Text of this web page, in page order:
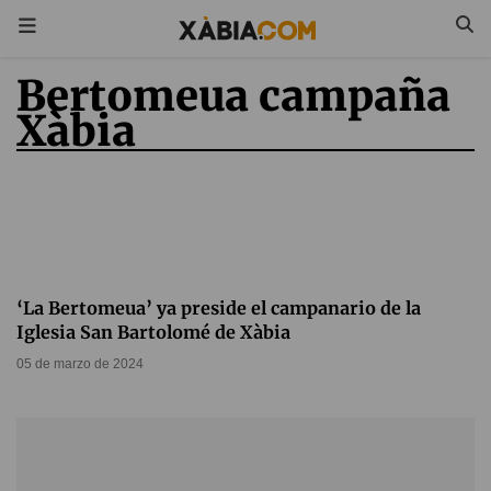
Bertomeua campaña
Xàbia
‘La Bertomeua’ ya preside el campanario de la
Iglesia San Bartolomé de Xàbia
05 de marzo de 2024